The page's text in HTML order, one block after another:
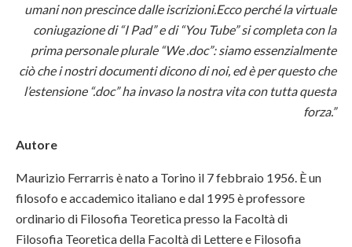
umani non prescince dalle iscrizioni.Ecco perché la virtuale
coniugazione di “I Pad” e di “You Tube” si completa con la
prima personale plurale “We .doc”: siamo essenzialmente
ciò che i nostri documenti dicono di noi, ed è per questo che
l’estensione “.doc” ha invaso la nostra vita con tutta questa
forza.”
Autore
Maurizio Ferrarris è nato a Torino il 7 febbraio 1956. È un
filosofo e accademico italiano e dal 1995 è professore
ordinario di Filosofia Teoretica presso la Facoltà di
Filosofia Teoretica della Facoltà di Lettere e Filosofia